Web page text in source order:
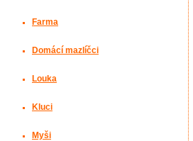
Farma
Domácí mazlíčci
Louka
Kluci
Myši